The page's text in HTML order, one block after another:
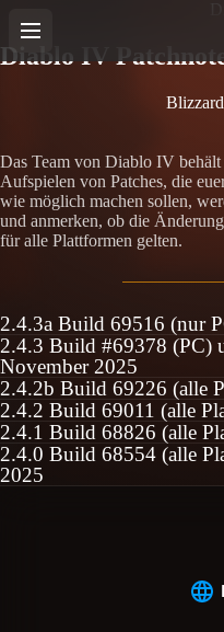
Diablo IV
Das Team von Diablo IV
Aufspielen von Patches, die
wie möglich machen sollen,
und anmerken, ob die
für alle Plattformen gelten.
2.4.3a Build 69516 (nur
2.4.3 Build #69378 (PC)
November 2025
2.4.2b Build 69226 (alle
2.4.2 Build 69011 (alle
2.4.1 Build 68826 (alle
2.4.0 Build 68554 (alle
2025